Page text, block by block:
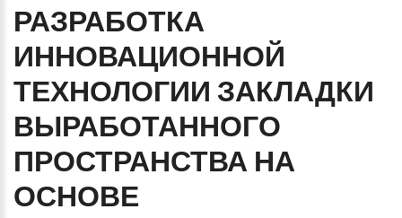
РАЗРАБОТКА
ИННОВАЦИОННОЙ
ТЕХНОЛОГИИ ЗАКЛАДКИ
ВЫРАБОТАННОГО
ПРОСТРАНСТВА НА
ОСНОВЕ